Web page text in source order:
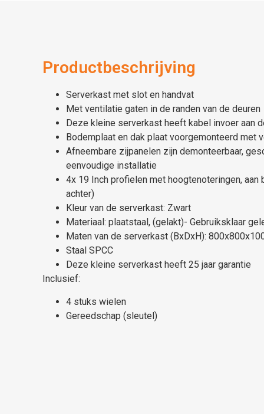
Productbeschrijving
Serverkast met slot en handvat
Met ventilatie gaten in de randen van de deuren
Deze kleine serverkast heeft kabel invoer aan
Bodemplaat en dak plaat voorgemonteerd met
Afneembare zijpanelen zijn demonteerbaar,
eenvoudige installatie
4x 19 Inch profielen met hoogtenoteringen, aan
achter)
Kleur van de serverkast: Zwart
Materiaal: plaatstaal, (gelakt)- Gebruiksklaar
Maten van de serverkast (BxDxH):
Staal SPCC
Deze kleine serverkast heeft 25 jaar garantie
Inclusief:
4 stuks wielen
Gereedschap (sleutel)